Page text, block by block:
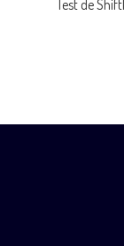
Test de